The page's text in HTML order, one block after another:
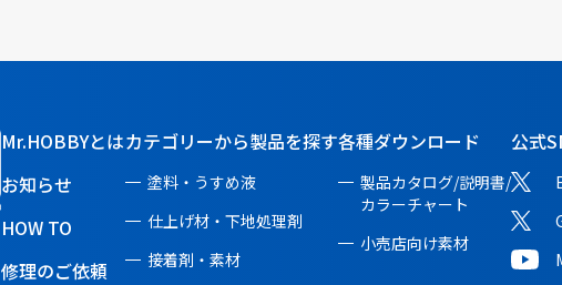
Mr.HOBBYとは
お知らせ
HOW TO
修理のご依頼
カテゴリーから製品を探す
塗料・うすめ液
仕上げ材・下地処理剤
接着剤・素材
各種ダウンロード
製品カタログ/説明書/
カラーチャート
小売店向け素材
公式